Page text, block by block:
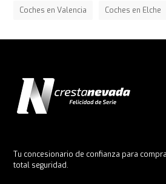
Coches en Valencia Coches en Elche
Tu concesionario de confianza para
total seguridad.